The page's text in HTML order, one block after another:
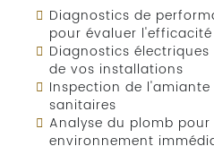
Diagnostics de
pour évaluer
Diagnostics
de vos installations
Inspection de
sanitaires
Analyse du plomb
environnement